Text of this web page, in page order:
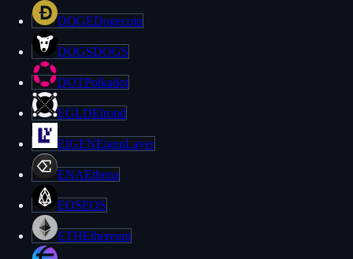
DOGEDogecoin
DOGSDOGS
DOTPolkadot
EGLDElrond
EIGENEigenLayer
ENAEthena
EOSEOS
ETHEthereum